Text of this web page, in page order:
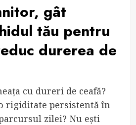
gât
tău pentru
durerea de
cu dureri de ceafă?
rigiditate persistentă în
zilei? Nu ești